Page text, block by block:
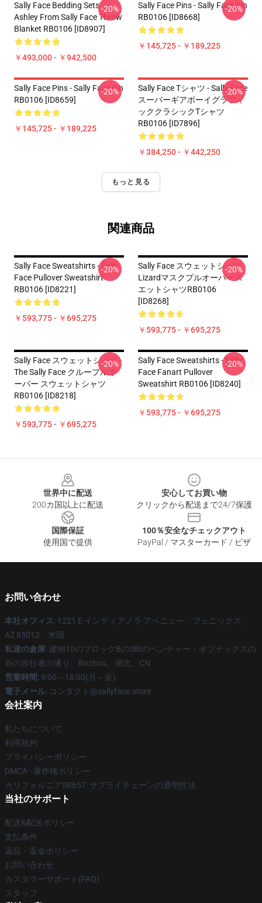
Sally Face Bedding Sets -
Ashley From Sally Face Throw
Blanket RB0106 [ID8907]
￥493,000 - ￥942,500
-20%
Sally Face Pins - Sally Face Pin
RB0106 [ID8668]
￥145,725 - ￥189,225
-20%
Sally Face Pins - Sally Face Pin
RB0106 [ID8659]
￥145,725 - ￥189,225
-20%
Sally Face Tシャツ - Sally Face
スーパーギアボーイグラフィ
ッククラシックTシャツ
RB0106 [ID7896]
￥384,250 - ￥442,250
-20%
もっと見る
関連商品
Sally Face Sweatshirts - Sally
Face Pullover Sweatshirt
RB0106 [ID8221]
￥593,775 - ￥695,275
-20%
Sally Face スウェットシャツ -
Lizardマスクプルオーバース
エットシャツRB0106
[ID8268]
￥593,775 - ￥695,275
-20%
Sally Face スウェットシャツ -
The Sally Face クループルオ
ーバー スウェットシャツ
RB0106 [ID8218]
￥593,775 - ￥695,275
-20%
Sally Face Sweatshirts - Sally
Face Fanart Pullover
Sweatshirt RB0106 [ID8240]
￥593,775 - ￥695,275
-20%
世界中に配送
200カ国以上に配送
安心してお買い物
クリックから配送まで24/7保護
国際保証
使用国で提供
100％安全なチェックアウト
PayPal / マスターカード / ビザ
お問い合わせ
本社オフィス: 1221 E インディアノラ アベニュー、フェニックス、
AZ 85012、米国
私達の倉庫: 建物10のブロックBのSBIのベンチャー・オプティクスの
谷の歩行者の通り、Bozhou、湖北、CN
営業時間: 9:00～18:00(月～金)
電子メール: コンタクト@sallyface.store
会社案内
私たちについて
利用規約
プライバシーポリシー
DMCA - 著作権ポリシー
カリフォルニアSB657: サプライチェーンの透明性法
当社のサポート
配送&配送ポリシー
支払条件
返品・返金ポリシー
お問い合わせ
カスタマーサポート(FAQ)
スタッフ